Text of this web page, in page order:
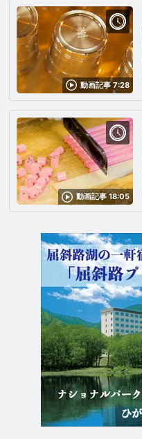
動画記事 7:28
動画記事 18:05